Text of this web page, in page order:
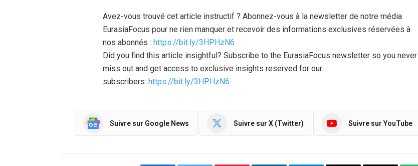
Avez-vous trouvé cet article instructif ? Abonnez-vous à la newsletter de notre média
EurasiaFocus pour ne rien manquer et recevoir des informations exclusives réservées à
nos abonnés : https://bit.ly/3HPHzN6
Did you find this article insightful? Subscribe to the EurasiaFocus newsletter so you never
miss out and get access to exclusive insights reserved for our
subscribers: https://bit.ly/3HPHzN6
Suivre sur Google News Suivre sur X (Twitter) Suivre sur YouTube